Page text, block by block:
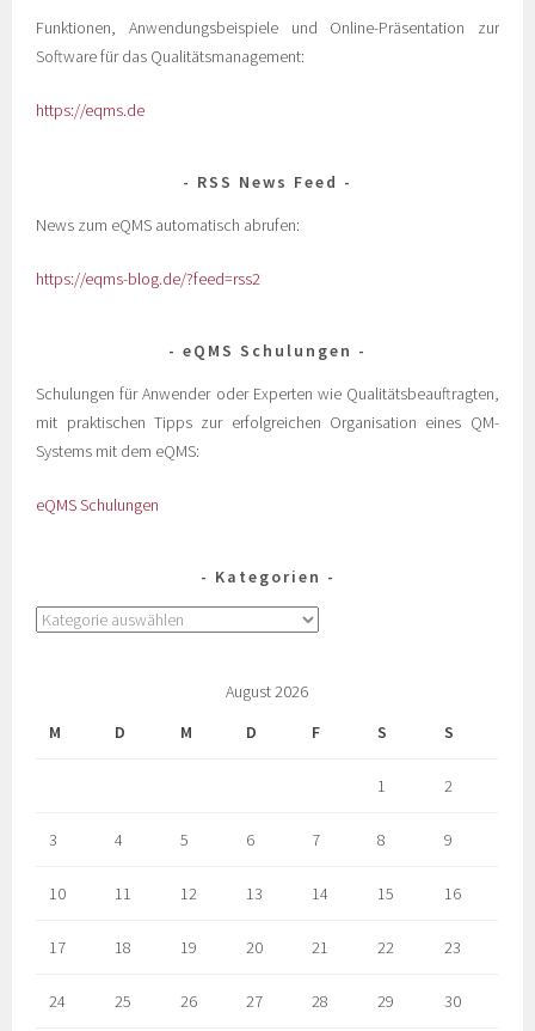
Funktionen, Anwendungsbeispiele und Online-Präsentation zur
Software für das Qualitätsmanagement:
https://eqms.de
RSS News Feed
News zum eQMS automatisch abrufen:
https://eqms-blog.de/?feed=rss2
eQMS Schulungen
Schulungen für Anwender oder Experten wie Qualitätsbeauftragten,
mit praktischen Tipps zur erfolgreichen Organisation eines QM-
Systems mit dem eQMS:
eQMS Schulungen
Kategorien
August 2026
M
D M D F S S
1 2
3 4 5 6 7 8 9
10 11 12 13 14 15 16
17 18 19 20 21 22 23
24 25 26 27 28 29 30